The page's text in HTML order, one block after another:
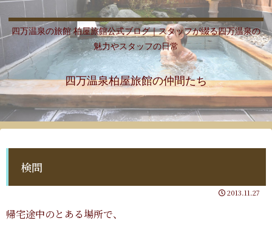
四万温泉の旅館 柏屋旅館公式ブログ｜スタッフが綴る四万温泉の
魅力やスタッフの日常
四万温泉柏屋旅館の仲間たち
検問
2013.11.27
帰宅途中のとある場所で、